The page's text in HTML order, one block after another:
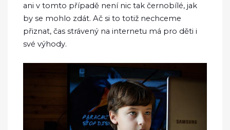
ani v tomto případě není nic tak černobílé, jak
by se mohlo zdát. Ač si to totiž nechceme
přiznat, čas strávený na internetu má pro děti i
své výhody.